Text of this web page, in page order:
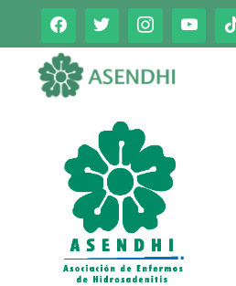
Saltar
contenido